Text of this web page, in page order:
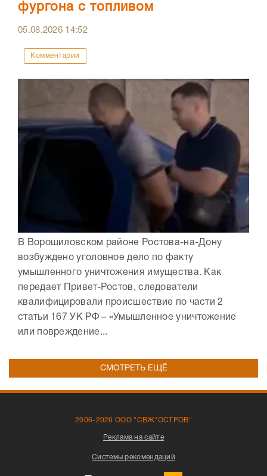
фургона с топливом
05.08.2026 14:52
Комментарии
В Ворошиловском районе Ростова-на-Дону
возбуждено уголовное дело по факту
умышленного уничтожения имущества. Как
передает Привет-Ростов, следователи
квалифицировали происшествие по части 2
статьи 167 УК РФ – «Умышленное уничтожение
или повреждение...
СМОТРЕТЬ ЕЩЁ
2006-2026 ООО "СВЖ"ОСТРОВ"
Реклама на сайте
Системы рекомендаций